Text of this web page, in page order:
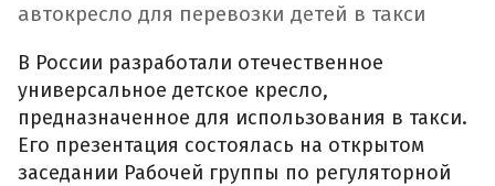
автокресло для перевозки детей в такси
В России разработали отечественное
универсальное детское кресло,
предназначенное для использования в такси.
Его презентация состоялась на открытом
заседании Рабочей группы по регуляторной